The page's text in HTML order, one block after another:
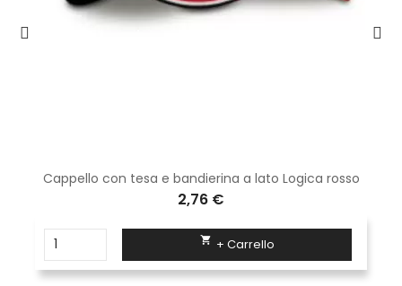
Cappello con tesa e bandierina a lato Logica rosso
2,76 €
 + Carrello